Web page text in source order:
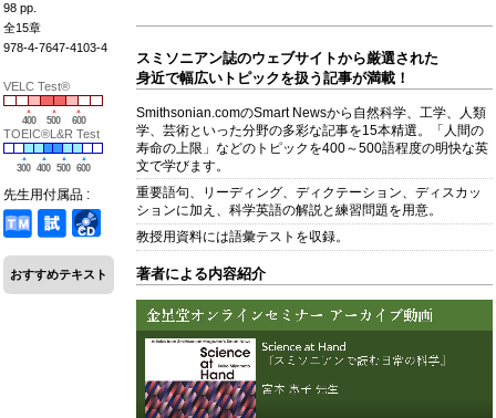
98 pp.
全15章
978-4-7647-4103-4
VELC Test®
400 500 600
TOEIC®L&R Test
300 400 500 600
先生用付属品 :
おすすめテキスト
スミソニアン誌のウェブサイトから厳選された
身近で幅広いトピックを扱う記事が満載！
Smithsonian.comのSmart Newsから自然科学、工学、人類
学、芸術といった分野の多彩な記事を15本精選。「人間の
寿命の上限」などのトピックを400～500語程度の明快な英
文で学びます。
重要語句、リーディング、ディクテーション、ディスカッ
ションに加え、科学英語の解説と練習問題を用意。
教授用資料には語彙テストを収録。
著者による内容紹介